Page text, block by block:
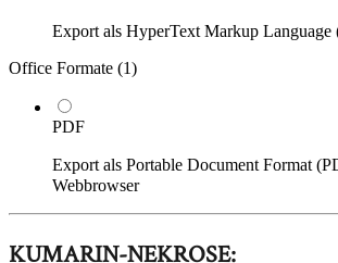
Export als HyperText Markup
Office Formate (1)
PDF
Export als Portable Document Format
Webbrowser
KUMARIN-NEKROSE: